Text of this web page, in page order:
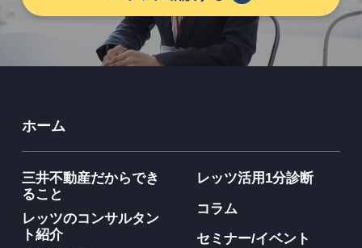
ホーム
三井不動産だからでき
ること
レッツのコンサルタン
ト紹介
レッツ活用1分診断
コラム
セミナー/イベント